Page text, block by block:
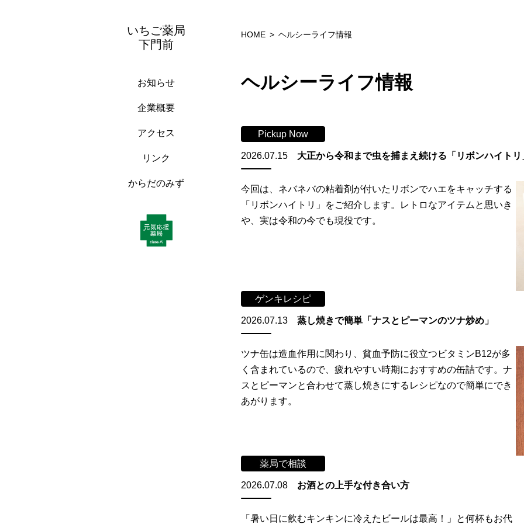
いちご薬局
下門前
お知らせ
企業概要
アクセス
リンク
からだのみず
HOME ヘルシーライフ情報
ヘルシーライフ情報
Pickup Now
2026.07.15 大正から令和まで虫を捕まえ続ける「リボンハイトリ
今回は、ネバネバの粘着剤が付いたリボンでハエをキャッチする
「リボンハイトリ」をご紹介します。レトロなアイテムと思いき
や、実は令和の今でも現役です。
ゲンキレシピ
2026.07.13 蒸し焼きで簡単「ナスとピーマンのツナ炒め」
ツナ缶は造血作用に関わり、貧血予防に役立つビタミンB12が多
く含まれているので、疲れやすい時期におすすめの缶詰です。ナ
スとピーマンと合わせて蒸し焼きにするレシピなので簡単にでき
あがります。
薬局で相談
2026.07.08 お酒との上手な付き合い方
「暑い日に飲むキンキンに冷えたビールは最高！」と何杯もお代